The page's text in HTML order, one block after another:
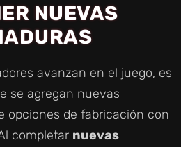
NUEVAS
avanzan en el juego, es
se agregan nuevas
opciones de fabricación con
completar nuevas